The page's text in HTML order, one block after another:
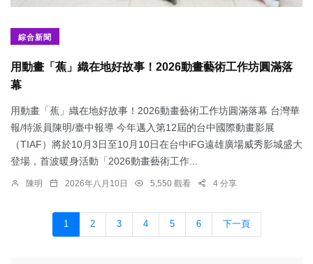
綜合新聞
用動畫「蕉」織在地好故事！2026動畫藝術工作坊圓滿落
幕
用動畫「蕉」織在地好故事！2026動畫藝術工作坊圓滿落幕 台灣華
報/特派員陳明/臺中報導 今年邁入第12屆的台中國際動畫影展
（TIAF）將於10月3日至10月10日在台中iFG遠雄廣場威秀影城盛大
登場，首波暖身活動「2026動畫藝術工作...
陳明 2026年八月10日 5,550 觀看 4 分享
1 2 3 4 5 6 下一頁